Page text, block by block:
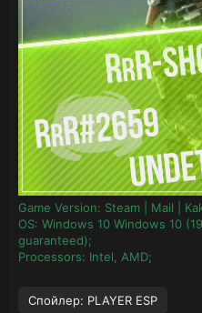
Game Version: Steam | Mail |
OS: Windows 10 Windows 10
guaranteed);
Processors: Intel, AMD;
Спойлер: PLAYER ESP